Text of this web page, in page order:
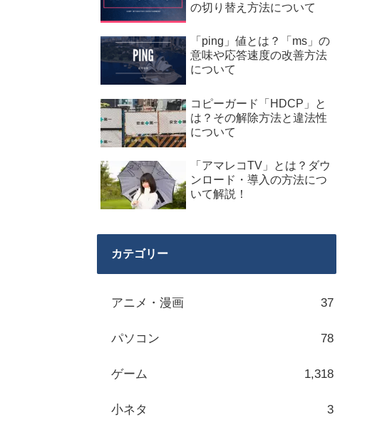
の切り替え方法について
「ping」値とは？「ms」の
意味や応答速度の改善方法
について
コピーガード「HDCP」と
は？その解除方法と違法性
について
「アマレコTV」とは？ダウ
ンロード・導入の方法につ
いて解説！
カテゴリー
アニメ・漫画 37
パソコン 78
ゲーム 1,318
小ネタ 3